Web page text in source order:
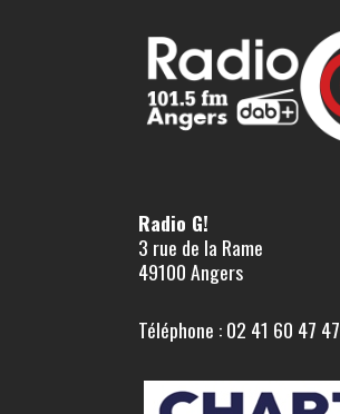
Radio G!
3 rue de la Rame
49100 Angers
Téléphone : 02 41 60 47 47